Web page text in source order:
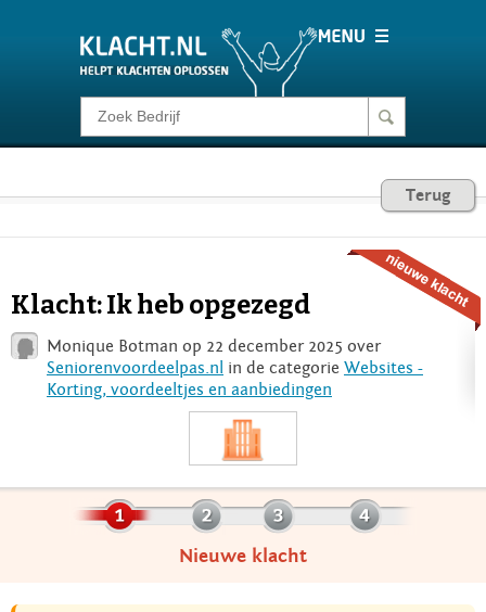
Klacht melden
Consumentenrecht
Login
Terug
Klacht: Ik heb opgezegd
Monique Botman op 22 december 2025 over
Seniorenvoordeelpas.nl in de categorie Websites -
Korting, voordeeltjes en aanbiedingen
Nieuwe klacht